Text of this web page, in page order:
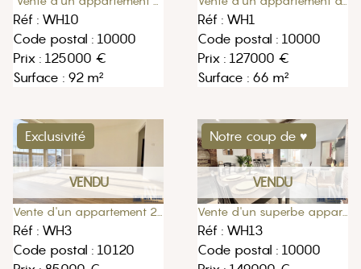
Réf : WH10
Code postal : 10000
Prix : 125000 €
Surface : 92 m²
Réf : WH1
Code postal : 10000
Prix : 127000 €
Surface : 66 m²
Exclusivité
VENDU
Vente d'un appartement 2 pièces 55m2
Réf : WH3
Code postal : 10120
Notre coup de ♥
VENDU
Vente d'un superbe appartement 56m2 avec terrasse à Troyes
Réf : WH13
Code postal : 10000